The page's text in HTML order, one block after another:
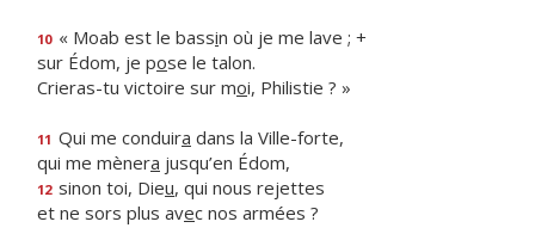
10 « Moab est le bassin où je me lave ; +
sur Édom, je pose le talon.
Crieras-tu victoire sur moi, Philistie ? »
11 Qui me conduira dans la Ville-forte,
qui me mènera jusqu’en Édom,
12 sinon toi, Dieu, qui nous rejettes
et ne sors plus avec nos armées ?